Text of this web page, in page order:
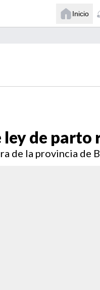
Inicio
de parto
de la provincia de